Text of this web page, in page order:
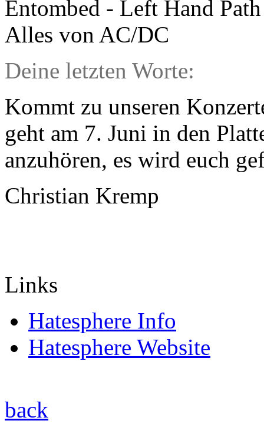
Entombed - Left Hand Path
Alles von AC/DC
Deine letzten Worte:
Kommt zu unseren
geht am 7. Juni in den
anzuhören, es wird euch
Christian Kremp
Links
Hatesphere Info
Hatesphere Website
back